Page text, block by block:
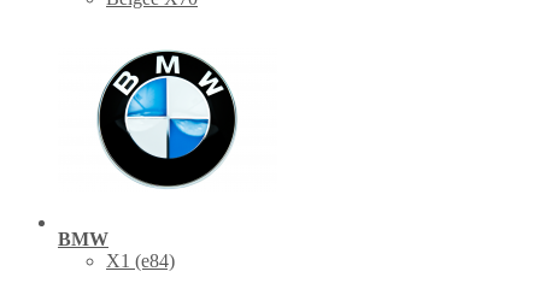
BMW
X1 (е84)